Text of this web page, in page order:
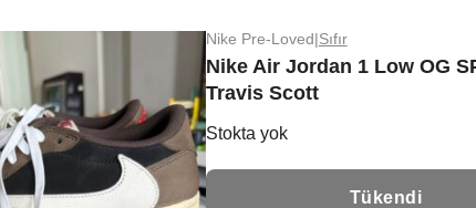
Nike Pre-Loved Sıfır
Nike Air Jordan 1 Low OG
Travis Scott
Stokta yok
Tükendi